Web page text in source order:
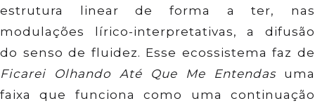
estrutura linear de forma a ter, nas
modulações lírico-interpretativas, a difusão
do senso de fluidez. Esse ecossistema faz de
Ficarei Olhando Até Que Me Entendasuma
faixa que funciona como uma continuação